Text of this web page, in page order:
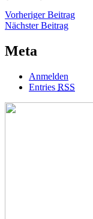
Vorheriger Beitrag
Nächster Beitrag
Meta
Anmelden
Entries RSS